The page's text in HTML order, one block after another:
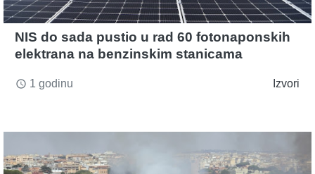
NIS do sada pustio u rad 60 fotonaponskih
elektrana na benzinskim stanicama
access_time 1 godinu Izvori